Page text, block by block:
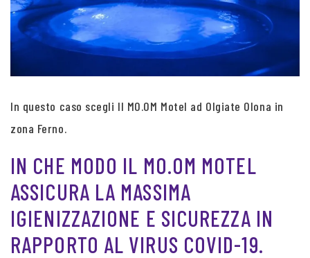
In questo caso scegli Il MO.OM Motel ad Olgiate Olona in
zona Ferno.
IN CHE MODO IL MO.OM MOTEL
ASSICURA LA MASSIMA
IGIENIZZAZIONE E SICUREZZA IN
RAPPORTO AL VIRUS COVID-19.